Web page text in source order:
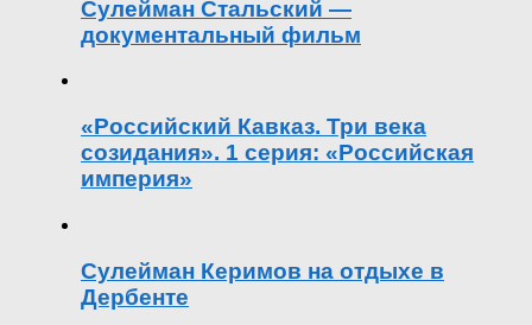
Сулейман Стальский —
документальный фильм
«Российский Кавказ. Три века
созидания». 1 серия: «Российская
империя»
Сулейман Керимов на отдыхе в
Дербенте